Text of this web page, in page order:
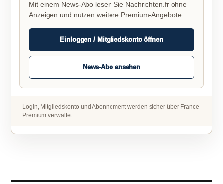
Mit einem News-Abo lesen Sie Nachrichten.fr ohne
Anzeigen und nutzen weitere Premium-Angebote.
Einloggen / Mitgliedskonto öffnen
News-Abo ansehen
Login, Mitgliedskonto und Abonnement werden sicher über France
Premium verwaltet.